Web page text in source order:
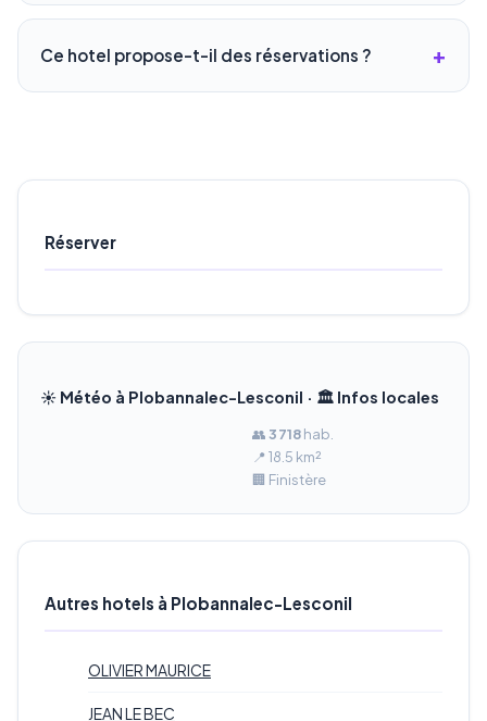
Ce hotel propose-t-il des réservations ?
Réserver
☀️ Météo à Plobannalec-Lesconil · 🏛️ Infos locales
👥 3 718hab.
📍 18.5 km²
🏢 Finistère
Autres hotels à Plobannalec-Lesconil
OLIVIER MAURICE
JEAN LE BEC